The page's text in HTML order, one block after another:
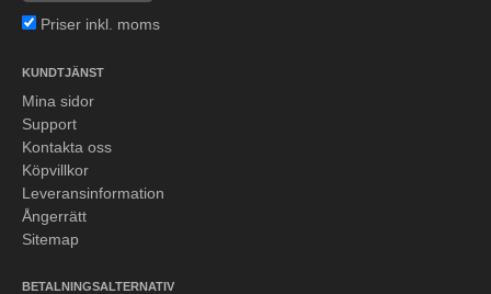
Priser inkl. moms
KUNDTJÄNST
Mina sidor
Support
Kontakta oss
Köpvillkor
Leveransinformation
Ångerrätt
Sitemap
BETALNINGSALTERNATIV